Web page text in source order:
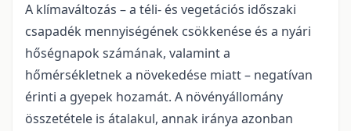
A klímaváltozás – a téli- és vegetációs időszaki
csapadék mennyiségének csökkenése és a nyári
hőségnapok számának, valamint a
hőmérsékletnek a növekedése miatt – negatívan
érinti a gyepek hozamát. A növényállomány
összetétele is átalakul, annak iránya azonban